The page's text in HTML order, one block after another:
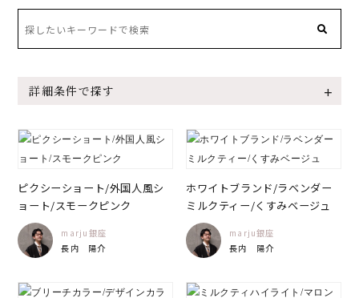
詳細条件で探す
ピクシーショート/外国人風シ
ョート/スモークピンク
marju銀座
長内 陽介
ホワイトブランド/ラベンダー
ミルクティー/くすみベージュ
marju銀座
長内 陽介